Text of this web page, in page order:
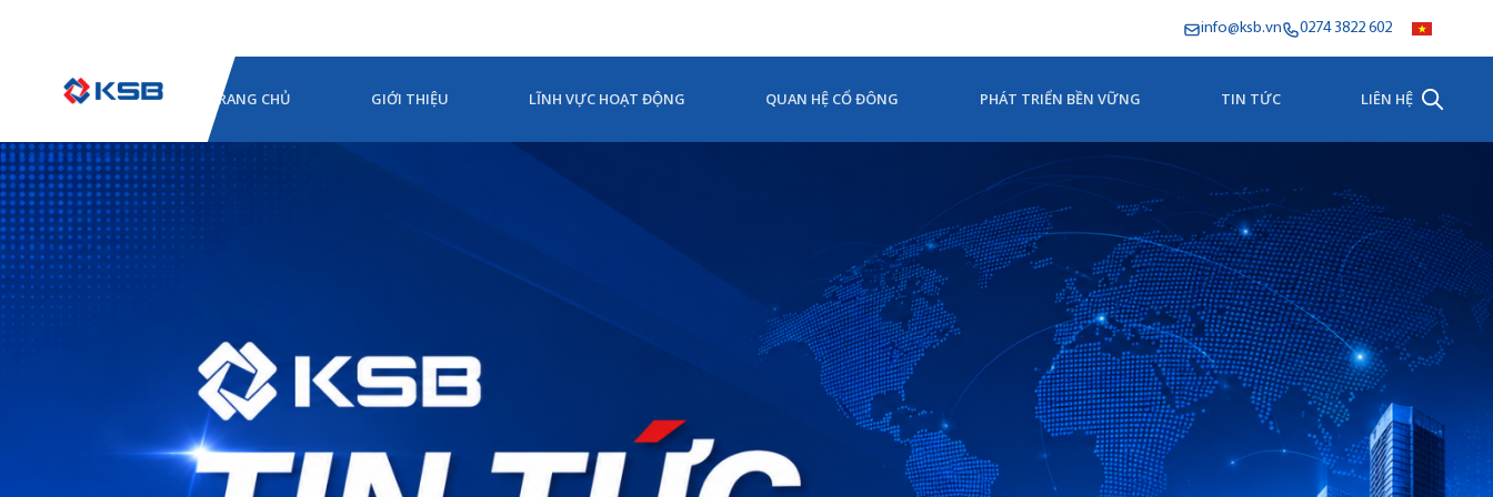
info@ksb.vn 0274 3822 602
TRANG CHỦ GIỚI THIỆU LĨNH VỰC HOẠT ĐỘNG QUAN HỆ CỔ ĐÔNG PHÁT TRIỂN BỀN VỮNG TIN TỨC LIÊN HỆ